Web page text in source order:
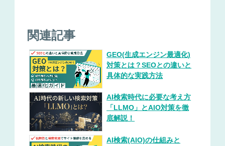
関連記事
GEO(生成エンジン最適化)
対策とは？SEOとの違いと
具体的な実践方法
AI検索時代に必要な考え方
「LLMO」とAIO対策を徹
底解説！
AI検索(AIO)の仕組みと